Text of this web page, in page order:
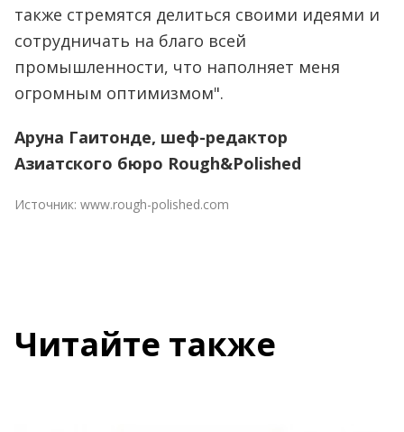
также стремятся делиться своими идеями и
сотрудничать на благо всей
промышленности, что наполняет меня
огромным оптимизмом".
Аруна Гаитонде, шеф-редактор
Азиатского бюро Rough&Polished
Источник: www.rough-polished.com
Читайте также